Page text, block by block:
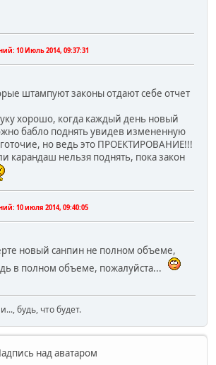
10 Июль 2014, 09:37:31
штампуют законы отдают себе отчет
хорошо, когда каждый день новый
бабло поднять увидев измененную
но ведь это ПРОЕКТИРОВАНИЕ!!!
карандаш нельзя поднять, пока закон
10 июля 2014, 09:40:05
новый санпин не полном объеме,
в полном объеме, пожалуйста...
будь, что будет.
над аватаром